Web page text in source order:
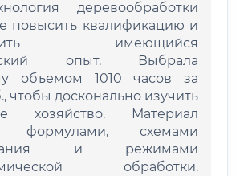
деревообработки
повысить квалификацию и
имеющийся
опыт. Выбрала
объемом 1010 часов за
чтобы досконально изучить
хозяйство. Материал
формулами, схемами
и режимами
обработки.